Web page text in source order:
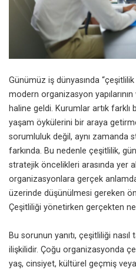
Günümüz iş dünyasında “çeşitlilik
modern organizasyon
haline geldi. Kurumlar artık farklı
yaşam öykülerini bir araya
sorumluluk değil, aynı zamanda
farkında. Bu nedenle çeşitlilik,
stratejik öncelikleri arasında yer
organizasyonlara gerçek
üzerinde düşünülmesi gereken
Çeşitliliği yönetirken gerçekten
Bu sorunun yanıtı, çeşitliliği nasıl
ilişkilidir. Çoğu organizasyonda
yaş, cinsiyet, kültürel geçmiş